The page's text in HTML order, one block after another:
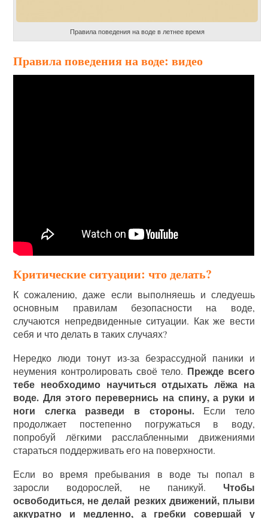
Правила поведения на воде в летнее время
Правила поведения на воде: видео
Критические ситуации: что делать?
К сожалению, даже если выполняешь и следуешь
основным правилам безопасности на воде,
случаются непредвиденные ситуации. Как же вести
себя и что делать в таких случаях?
Нередко люди тонут из-за безрассудной паники и
неумения контролировать своё тело. Прежде всего
тебе необходимо научиться отдыхать лёжа на
воде. Для этого перевернись на спину, а руки и
ноги слегка разведи в стороны.Если тело
продолжает постепенно погружаться в воду,
попробуй лёгкими расслабленными движениями
стараться поддерживать его на поверхности.
Если во время пребывания в воде ты попал в
заросли водорослей, не паникуй. Чтобы
освободиться, не делай резких движений, плыви
аккуратно и медленно, а гребки совершай у